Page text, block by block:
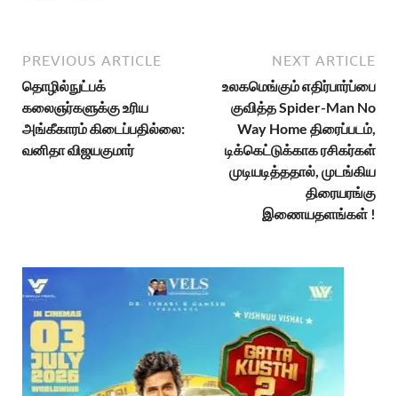
PREVIOUS ARTICLE
தொழில்நுட்பக்
கலைஞர்களுக்கு உரிய
அங்கீகாரம் கிடைப்பதில்லை:
வனிதா விஜயகுமார்
NEXT ARTICLE
உலகமெங்கும் எதிர்பார்ப்பை
குவித்த Spider-Man No
Way Home திரைப்படம்,
டிக்கெட்டுக்காக ரசிகர்கள்
முடியடித்ததால், முடங்கிய
திரையரங்கு
இணையதளங்கள் !